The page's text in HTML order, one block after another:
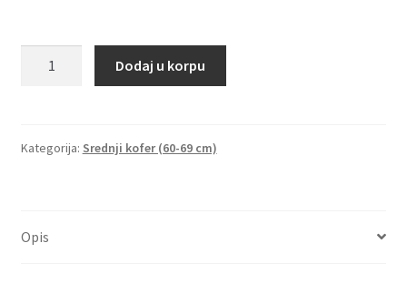
cm
Dodaj u korpu
Kategorija: Srednji kofer (60-69 cm)
Opis